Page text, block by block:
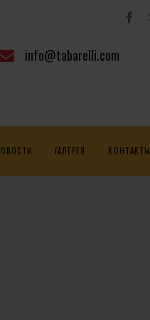
info@tabarelli.com
ГАЛЕРЕЯ КОНТАКТЫ